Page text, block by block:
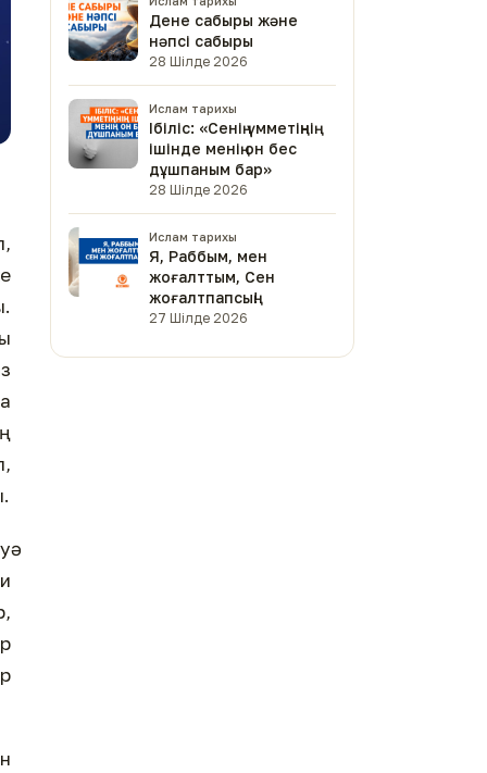
Дене сабыры және
нәпсі сабыры
28 Шілде 2026
Ислам тарихы
Ібіліс: «Сенің үмметіңнің
ішінде менің он бес
дұшпаным бар»
28 Шілде 2026
Ислам тарихы
Я, Раббым, мен
жоғалттым, Сен
жоғалтпапсың!
27 Шілде 2026